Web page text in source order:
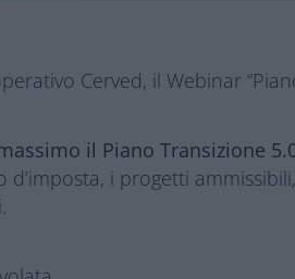
Cerved, il Webinar
il Piano Transizione
i progetti